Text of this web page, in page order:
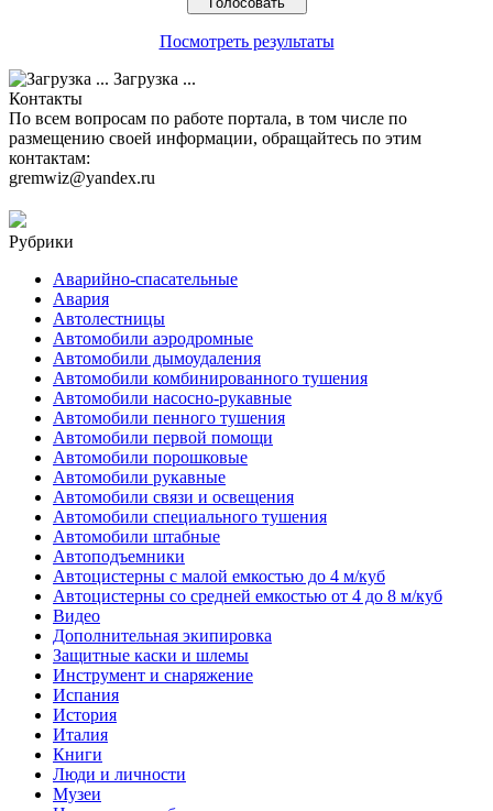
Посмотреть результаты
Загрузка ...
Контакты
По всем вопросам по работе портала, в том числе по
размещению своей информации, обращайтесь по этим
контактам:
gremwiz@yandex.ru
Рубрики
Аварийно-спасательные
Авария
Автолестницы
Автомобили аэродромные
Автомобили дымоудаления
Автомобили комбинированного тушения
Автомобили насосно-рукавные
Автомобили пенного тушения
Автомобили первой помощи
Автомобили порошковые
Автомобили рукавные
Автомобили связи и освещения
Автомобили специального тушения
Автомобили штабные
Автоподъемники
Автоцистерны с малой емкостью до 4 м/куб
Автоцистерны со средней емкостью от 4 до 8 м/куб
Видео
Дополнительная экипировка
Защитные каски и шлемы
Инструмент и снаряжение
Испания
История
Италия
Книги
Люди и личности
Музеи